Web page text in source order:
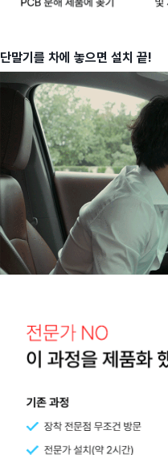
단말기를 차에 놓으면 설치 끝!